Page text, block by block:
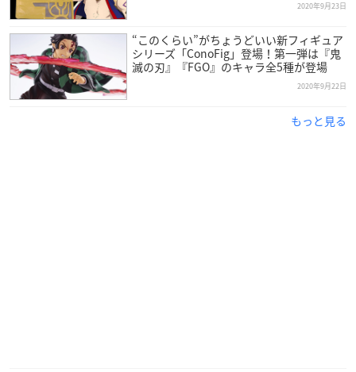
2020年9月23日
“このくらい”がちょうどいい新フィギュア
シリーズ「ConoFig」登場！第一弾は『鬼
滅の刃』『FGO』のキャラ全5種が登場
2020年9月22日
もっと見る